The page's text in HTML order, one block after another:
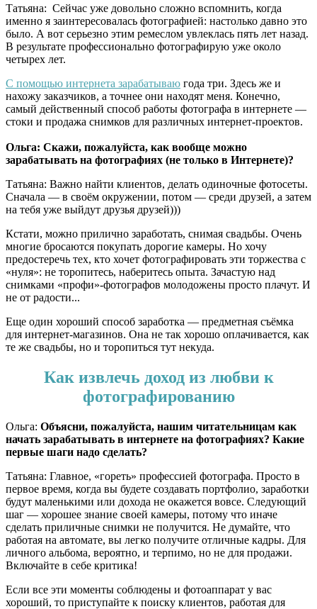
Татьяна: Сейчас уже довольно сложно вспомнить, когда
именно я заинтересовалась фотографией: настолько давно это
было. А вот серьезно этим ремеслом увлеклась пять лет назад.
В результате профессионально фотографирую уже около
четырех лет.
С помощью интернета зарабатываю года три. Здесь же и
нахожу заказчиков, а точнее они находят меня. Конечно,
самый действенный способ работы фотографа в интернете —
стоки и продажа снимков для различных интернет-проектов.
Ольга: Скажи, пожалуйста, как вообще можно
зарабатывать на фотографиях (не только в Интернете)?
Татьяна: Важно найти клиентов, делать одиночные фотосеты.
Сначала — в своём окружении, потом — среди друзей, а затем
на тебя уже выйдут друзья друзей)))
Кстати, можно прилично заработать, снимая свадьбы. Очень
многие бросаются покупать дорогие камеры. Но хочу
предостеречь тех, кто хочет фотографировать эти торжества с
«нуля»: не торопитесь, наберитесь опыта. Зачастую над
снимками «профи»-фотографов молодожены просто плачут. И
не от радости...
Еще один хороший способ заработка — предметная съёмка
для интернет-магазинов. Она не так хорошо оплачивается, как
те же свадьбы, но и торопиться тут некуда.
Как извлечь доход из любви к
фотографированию
Ольга: Объясни, пожалуйста, нашим читательницам как
начать зарабатывать в интернете на фотографиях? Какие
первые шаги надо сделать?
Татьяна: Главное, «гореть» профессией фотографа. Просто в
первое время, когда вы будете создавать портфолио, заработки
будут маленькими или дохода не окажется вовсе. Следующий
шаг — хорошее знание своей камеры, потому что иначе
сделать приличные снимки не получится. Не думайте, что
работая на автомате, вы легко получите отличные кадры. Для
личного альбома, вероятно, и терпимо, но не для продажи.
Включайте в себе критика!
Если все эти моменты соблюдены и фотоаппарат у вас
хороший, то приступайте к поиску клиентов, работая для